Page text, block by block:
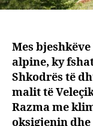
Mes
alpine, ky
Shkodrës të
malit të
Razma me
oksigjenin